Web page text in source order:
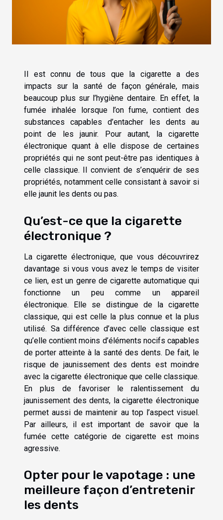
Il est connu de tous que la cigarette a des
impacts sur la santé de façon générale, mais
beaucoup plus sur l’hygiène dentaire. En effet, la
fumée inhalée lorsque l’on fume, contient des
substances capables d’entacher les dents au
point de les jaunir. Pour autant, la cigarette
électronique quant à elle dispose de certaines
propriétés qui ne sont peut-être pas identiques à
celle classique. Il convient de s’enquérir de ses
propriétés, notamment celle consistant à savoir si
elle jaunit les dents ou pas.
Qu’est-ce que la cigarette
électronique ?
La cigarette électronique, que vous découvrirez
davantage si vous vous avez le temps de visiter
ce lien, est un genre de cigarette automatique qui
fonctionne un peu comme un appareil
électronique. Elle se distingue de la cigarette
classique, qui est celle la plus connue et la plus
utilisé. Sa différence d’avec celle classique est
qu’elle contient moins d’éléments nocifs capables
de porter atteinte à la santé des dents. De fait, le
risque de jaunissement des dents est moindre
avec la cigarette électronique que celle classique.
En plus de favoriser le ralentissement du
jaunissement des dents, la cigarette électronique
permet aussi de maintenir au top l’aspect visuel.
Par ailleurs, il est important de savoir que la
fumée cette catégorie de cigarette est moins
agressive.
Opter pour le vapotage : une
meilleure façon d’entretenir
les dents